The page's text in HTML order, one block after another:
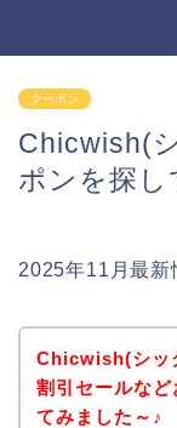
クーポン
Chicwish(
ポンを探し
2025年11月最新
Chicwish(シッ
割引セールな
てみました～♪